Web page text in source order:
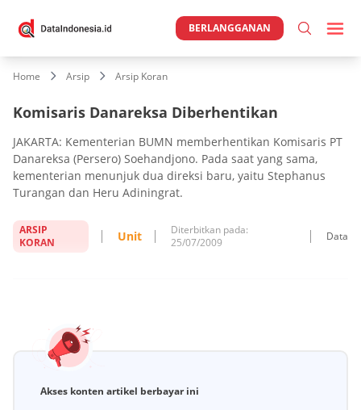
BERLANGGANAN
Home Arsip Arsip Koran
Komisaris Danareksa Diberhentikan
JAKARTA: Kementerian BUMN memberhentikan Komisaris PT
Danareksa (Persero) Soehandjono. Pada saat yang sama,
kementerian menunjuk dua direksi baru, yaitu Stephanus
Turangan dan Heru Adiningrat.
ARSIP
KORAN
Unit
Diterbitkan pada:
25/07/2009
Data
Akses konten artikel berbayar ini